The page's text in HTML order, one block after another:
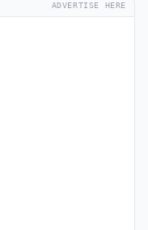
ADVERTISE HERE